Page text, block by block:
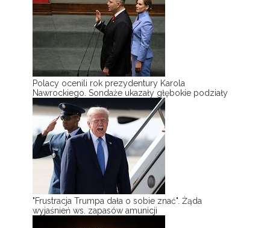
Polacy ocenili rok prezydentury Karola
Nawrockiego. Sondaże ukazały głębokie podziały
"Frustracja Trumpa dała o sobie znać". Żąda
wyjaśnień ws. zapasów amunicji